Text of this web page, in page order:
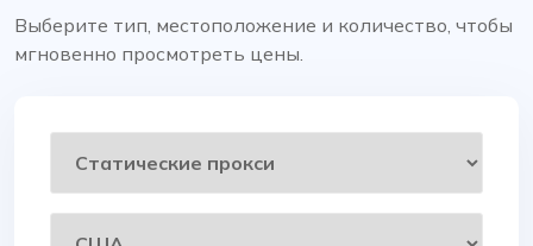
Выберите тип, местоположение и количество, чтобы
мгновенно просмотреть цены.